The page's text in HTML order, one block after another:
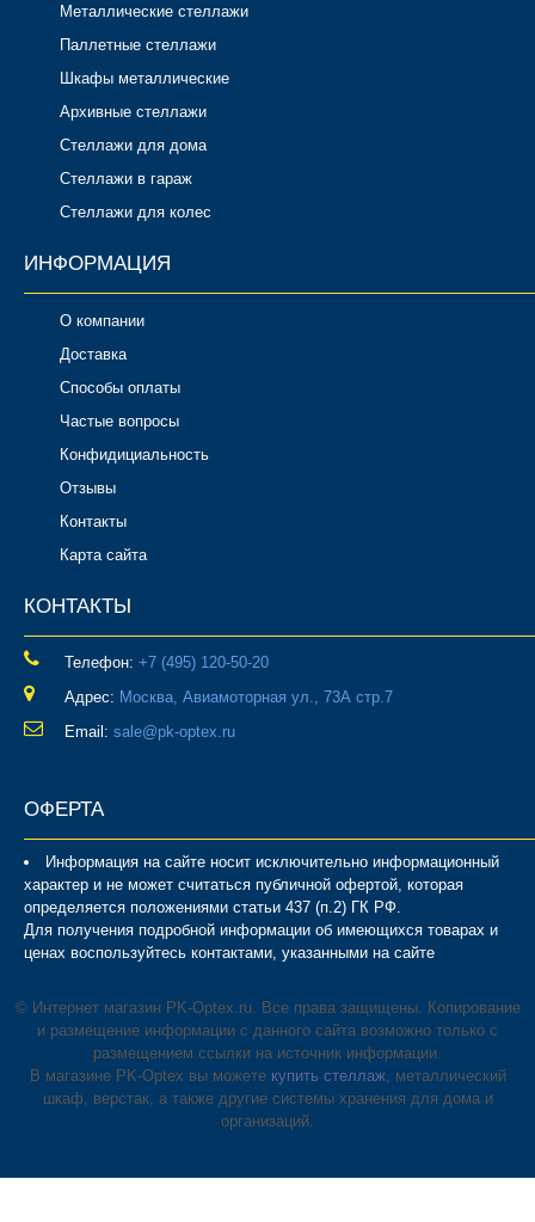
Металлические стеллажи
Паллетные стеллажи
Шкафы металлические
Архивные стеллажи
Стеллажи для дома
Стеллажи в гараж
Стеллажи для колес
ИНФОРМАЦИЯ
О компании
Доставка
Способы оплаты
Частые вопросы
Конфидициальность
Отзывы
Контакты
Карта сайта
КОНТАКТЫ
Телефон: ‎+7 (495) 120-50-20
Адрес: Москва, Авиамоторная ул., 73А стр.7
Email: sale@pk-optex.ru
ОФЕРТА
Информация на сайте носит исключительно информационный
характер и не может считаться публичной офертой, которая
определяется положениями статьи 437 (п.2) ГК РФ.
Для получения подробной информации об имеющихся товарах и
ценах воспользуйтесь контактами, указанными на сайте
© Интернет магазин PK-Optex.ru. Все права защищены. Копирование
и размещение информации с данного сайта возможно только с
размещением ссылки на источник информации.
В магазине PK-Optex вы можете купить стеллаж, металлический
шкаф, верстак, а также другие системы хранения для дома и
организаций.